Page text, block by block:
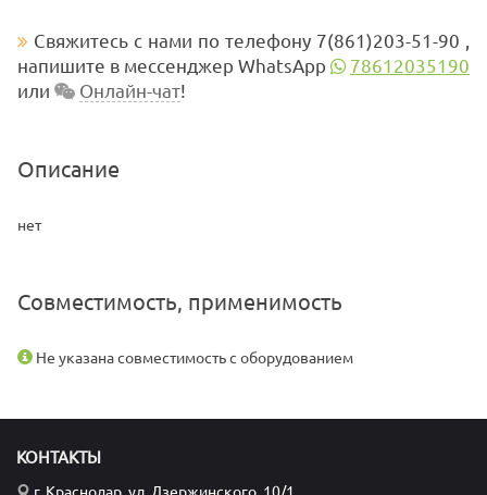
Свяжитесь с нами по телефону 7(861)203-51-90 ,
напишите в мессенджер WhatsApp
78612035190
или
Онлайн-чат!
Описание
нет
Совместимость, применимость
Не указана совместимость с оборудованием
КОНТАКТЫ
г. Краснодар, ул. Дзержинского, 10/1